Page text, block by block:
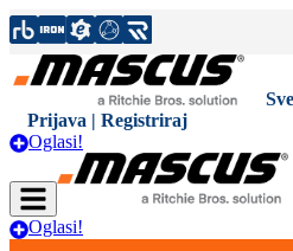
Prijava | Registriraj
Oglasi!
Oglasi!